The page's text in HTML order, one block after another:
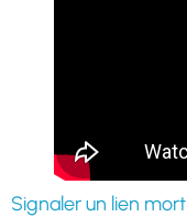
Signaler un lien mort